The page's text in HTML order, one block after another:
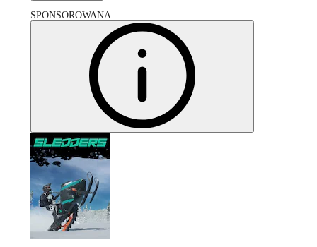
SPONSOROWANA